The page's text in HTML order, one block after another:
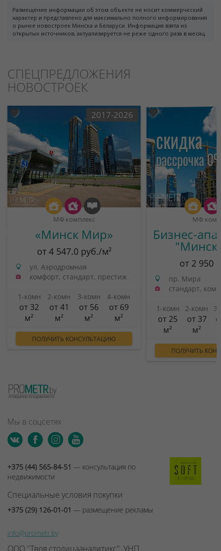
Размещение информации об этом объекте не носит коммерческий
характер и представлено для максимально полного информирования
о рынке новостроек Минска и Беларуси. Информация взята из
открытых источников, актуализируется не реже одного раза в месяц.
СПЕЦПРЕДЛОЖЕНИЯ
НОВОСТРОЕК
2017-2026
МФ комплекс
«Минск Мир»
от 4 547.0 руб./м²
ул. Аэродромная
комфорт, стандарт, престиж
1-комн
от 32
м²
2-комн
от 41
м²
3-комн
от 56
м²
4-комн
от 69
м²
ПОЛУЧИТЬ КОНСУЛЬТАЦИЮ
МФ
Бизнес-
от 2 950
пр. Мира
стандарт,
1-комн
от 25
м²
2-комн
от 37
м²
ПОЛУЧИТЬ
Мы в соцсетях
+375 (44) 565-84-51 — консультация по
недвижимости
Специальные условия покупки
+375 (29) 126-01-01 — размещение рекламы
info@prometr.by
ООО "Твоя столицааналитикс", УНП